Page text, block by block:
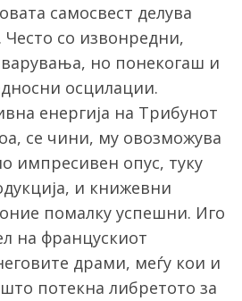
самосвест делува
Често со извонредни,
но понекогаш и
осцилации.
енергија на Трибунот
се чини, му овозможува
импресивен опус, туку
и книжевни
помалку успешни. Иго
на францускиот
драми, меѓу кои и
што потекна либретото за